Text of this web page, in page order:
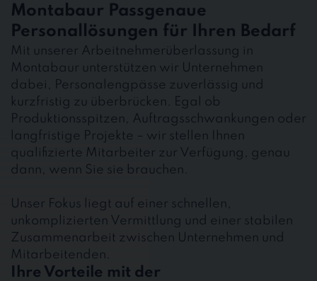
Montabaur Passgenaue
Personallösungen für Ihren Bedarf
Mit unserer Arbeitnehmerüberlassung in
Montabaur unterstützen wir Unternehmen
dabei, Personalengpässe zuverlässig und
kurzfristig zu überbrücken. Egal ob
Produktionsspitzen, Auftragsschwankungen oder
langfristige Projekte – wir stellen Ihnen
qualifizierte Mitarbeiter zur Verfügung, genau
dann, wenn Sie sie brauchen.
Unser Fokus liegt auf einer schnellen,
unkomplizierten Vermittlung und einer stabilen
Zusammenarbeit zwischen Unternehmen und
Mitarbeitenden.
Ihre Vorteile mit der